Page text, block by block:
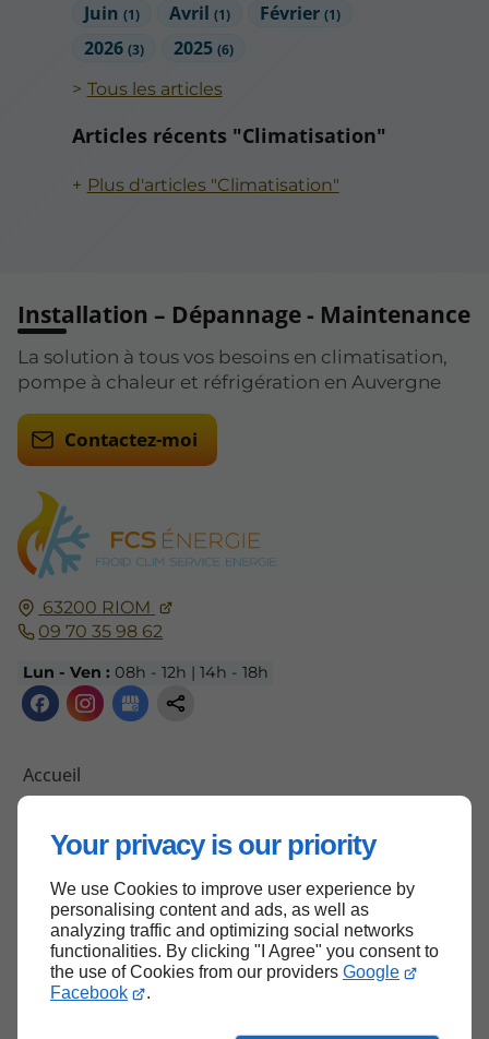
Your privacy is our priority
We use Cookies to improve user experience by
personalising content and ads, as well as
analyzing traffic and optimizing social networks
functionalities. By clicking "I Agree" you consent to
the use of Cookies from our providers Google
Facebook
.
Juin (1) Avril(1) Février(1)
2026 (3) 2025(6)
Tous les articles
Articles récents "Climatisation"
Plus d'articles "Climatisation"
63200 RIOM
09 70 35 98 62
Lun - Ven : 08h - 12h | 14h - 18h
Accueil
Mentions légales
Plan du site
Installation – Dépannage - Maintenance
La solution à tous vos besoins en climatisation,
pompe à chaleur et réfrigération en Auvergne
Contactez-moi
Haut de page